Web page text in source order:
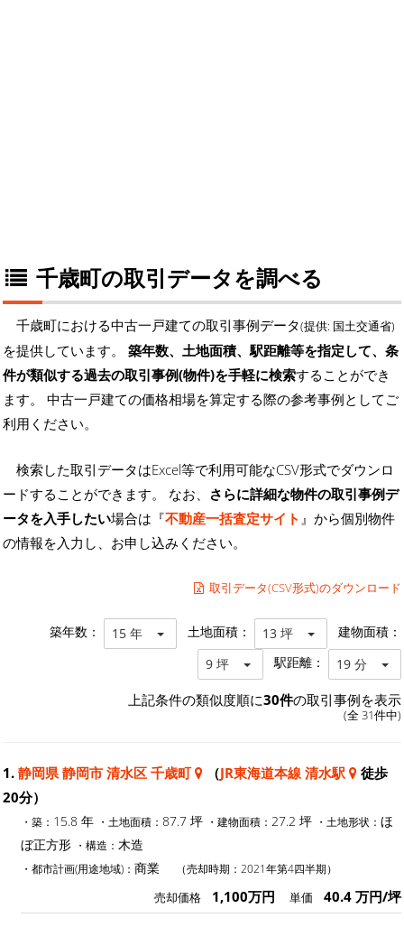
千歳町の取引データを調べる
千歳町における中古一戸建ての取引事例データ(提供: 国土交通省)
を提供しています。 築年数、土地面積、駅距離等を指定して、条
件が類似する過去の取引事例(物件)を手軽に検索することができ
ます。 中古一戸建ての価格相場を算定する際の参考事例としてご
利用ください。
検索した取引データはExcel等で利用可能なCSV形式でダウンロ
ードすることができます。 なお、 さらに詳細な物件の取引事例デ
ータを入手したい場合は『不動産一括査定サイト 』から個別物件
の情報を入力し、お申し込みください。
取引データ(CSV形式)のダウンロード
築年数： 15 年 土地面積： 13 坪 建物面積：
9 坪 駅距離： 19 分
上記条件の類似度順に30件の取引事例を表示
(全 31件中)
1. 静岡県 静岡市 清水区 千歳町 （JR東海道本線 清水駅
徒歩
20分）
・築： 15.8 年 ・土地面積： 87.7 坪 ・建物面積： 27.2 坪 ・土地形状： ほ
ぼ正方形 ・構造： 木造
・都市計画(用途地域)： 商業 （売却時期：2021年第4四半期）
売却価格 1,100万円 単価 40.4 万円/坪